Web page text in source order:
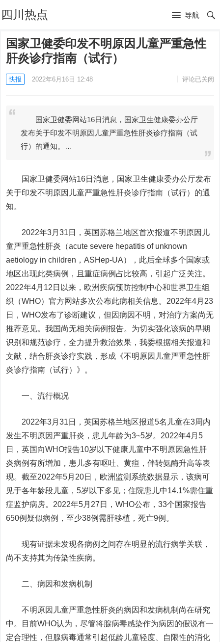
四川热点 导航
国家卫健委印发不明原因儿童严重急性
肝炎诊疗指南（试行）
快报 2022年6月16日 12:48 评论已关闭
国家卫健委网站16日消息，国家卫生健康委办公厅
发布关于印发不明原因儿童严重急性肝炎诊疗指南（试
行）的通知。…
国家卫健委网站16日消息，国家卫生健康委办公厅发布
关于印发不明原因儿童严重急性肝炎诊疗指南（试行）的通
知。
2022年3月31日，英国苏格兰地区首次报道不明原因儿
童严重急性肝炎（acute severe hepatitis of unknown
aetiology in children，ASHep-UA），此后全球多个国家或
地区出现此类病例，且重症病例占比较高，引起广泛关注。
2022年4月12日以来，欧洲疾病预防控制中心和世界卫生组
织（WHO）官方网站多次公布此病相关信息。2022年4月23
日，WHO发布了诊断建议，但因病因不明，对治疗方案尚无
推荐意见。我国尚无相关病例报告。为切实强化该病的早期
识别和规范诊疗，全力提升救治效果，我委根据相关报道和
文献，结合肝炎诊疗实践，形成《不明原因儿童严重急性肝
炎诊疗指南（试行）》。
一、流行概况
2022年3月31日，英国苏格兰地区报道5名儿童在3周内
发生不明原因严重肝炎，患儿年龄为3~5岁。2022年4月5
日，英国向WHO报告10岁以下健康儿童中不明原因急性肝
炎病例有所增加，患儿多有呕吐、黄疸，伴转氨酶升高等表
现。截至2022年5月20日，欧洲监测系统数据显示，该病可
见于各年龄段儿童，5岁以下多见；住院患儿中14.1%需住重
症监护病房。2022年5月27日，WHO公布，33个国家报告
650例疑似病例，至少38例需肝移植，死亡9例。
现有证据未发现各病例之间存在明显的流行病学关联，
尚不支持其为传染性疾病。
二、病因和发病机制
不明原因儿童严重急性肝炎的病因和发病机制尚在研究
中。目前WHO认为，尽管将腺病毒感染作为病因的假说有一
定合理性，但腺病毒通常引起低龄儿童轻度、自限性的消化